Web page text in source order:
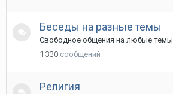
Беседы на разные темы
Свободное общения на любые темы
1 330 сообщений
Религия